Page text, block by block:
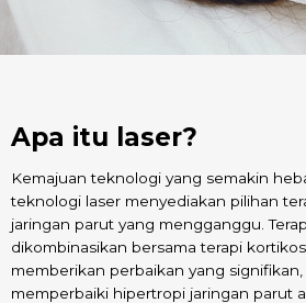
Apa itu laser?
Kemajuan teknologi yang semakin
teknologi laser menyediakan pilihan
jaringan parut yang mengganggu.
dikombinasikan bersama terapi
memberikan perbaikan yang
memperbaiki hipertropi jaringan parut